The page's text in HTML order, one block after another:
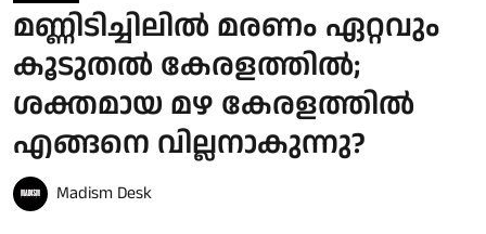
മണ്ണിടിച്ചിലിൽ മരണം ഏറ്റവും
കൂടുതൽ കേരളത്തിൽ;
ശക്തമായ മഴ കേരളത്തിൽ
എങ്ങനെ വില്ലനാകുന്നു?
Madism Desk